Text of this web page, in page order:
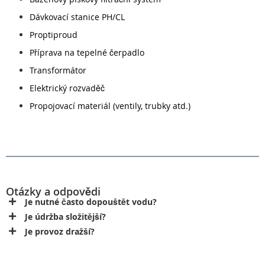
Dávkovací stanice PH/CL
Proptiproud
Příprava na tepelné čerpadlo
Transformátor
Elektrický rozvaděč
Propojovací materiál (ventily, trubky atd.)
Otázky a odpovědi
Je nutné často dopouštět vodu?
Je údržba složitější?
Je provoz dražší?